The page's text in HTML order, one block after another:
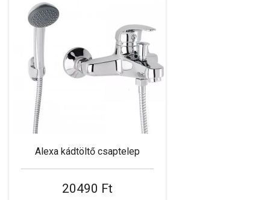
Alexa kádtöltő csaptelep
20490 Ft